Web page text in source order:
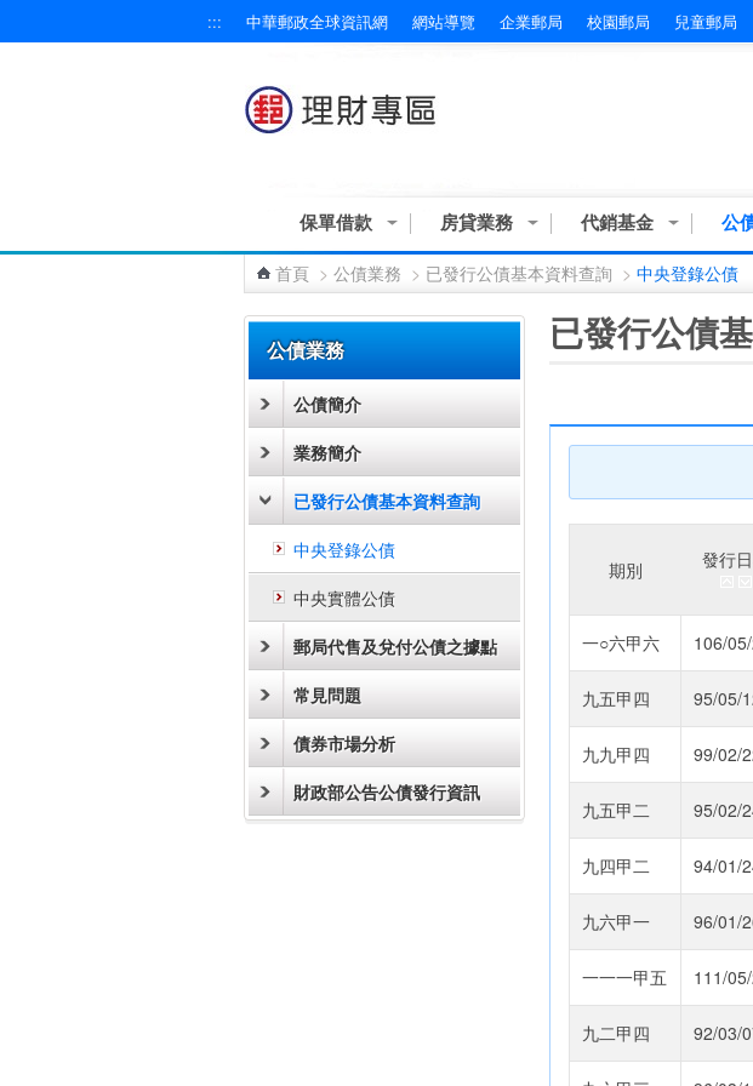
::: 中華郵政全球資訊網 網站導覽 企業郵局 校園郵局 兒童郵局
保單借款 房貸業務 代銷基金 公
首頁 > 公債業務 > 已發行公債基本資料查詢 > 中央登錄公債
公債業務
公債簡介
業務簡介
已發行公債基本資料查詢
中央登錄公債
中央實體公債
郵局代售及兌付公債之據點
常見問題
債券市場分析
財政部公告公債發行資訊
已發行公債
期別 發行
一○六甲六 106/
九五甲四 95/05/
九九甲四 99/02/
九五甲二 95/02/
九四甲二 94/01/
九六甲一 96/01/
一一一甲五 111/
九二甲四 92/03/